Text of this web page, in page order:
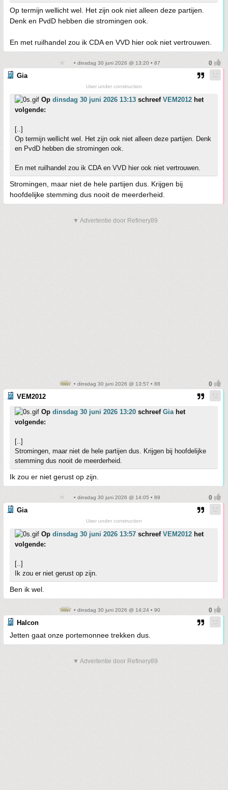
Op termijn wellicht wel. Het zijn ook niet alleen deze partijen.
Denk en PvdD hebben die stromingen ook.
En met ruilhandel zou ik CDA en VVD hier ook niet vertrouwen.
• dinsdag 30 juni 2026 @ 13:20 • 87
Gia
User under construction
Op dinsdag 30 juni 2026 13:13 schreef VEM2012 het
volgende:
[..]
Op termijn wellicht wel. Het zijn ook niet alleen deze partijen. Denk
en PvdD hebben die stromingen ook.
En met ruilhandel zou ik CDA en VVD hier ook niet vertrouwen.
Stromingen, maar niet de hele partijen dus. Krijgen bij
hoofdelijke stemming dus nooit de meerderheid.
▼ Advertentie door Refinery89
• dinsdag 30 juni 2026 @ 13:57 • 88
VEM2012
Op dinsdag 30 juni 2026 13:20 schreef Giahet
volgende:
[..]
Stromingen, maar niet de hele partijen dus. Krijgen bij hoofdelijke
stemming dus nooit de meerderheid.
Ik zou er niet gerust op zijn.
• dinsdag 30 juni 2026 @ 14:05 • 89
Gia
User under construction
Op dinsdag 30 juni 2026 13:57 schreef VEM2012 het
volgende:
[..]
Ik zou er niet gerust op zijn.
Ben ik wel.
• dinsdag 30 juni 2026 @ 14:24 • 90
Halcon
Jetten gaat onze portemonnee trekken dus.
▼ Advertentie door Refinery89